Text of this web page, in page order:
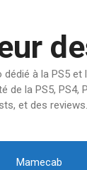
dédié à la PS5
de la PS5, PS4,
et des reviews.
Mamecab